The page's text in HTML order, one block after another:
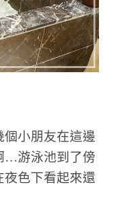
小朋友在這邊
…游泳池到了傍
夜色下看起來還